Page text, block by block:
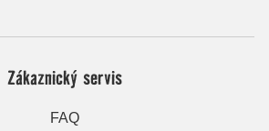
Zákaznický servis
FAQ